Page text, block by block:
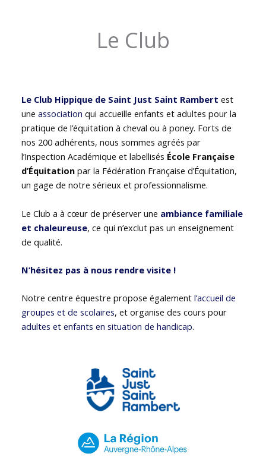
Le Club
Le Club Hippique de Saint Just Saint Rambert est
uneassociation qui accueille enfants et adultes pour la
pratique de l’équitation à cheval ou à poney. Forts de
nos 200 adhérents, nous sommes agréés par
l’Inspection Académique et labellisés École Française
d’Équitation par la Fédération Française d’Équitation,
un gage de notre sérieux et professionnalisme.
Le Club a à cœur de préserver une ambiance familiale
et chaleureuse, ce qui n’exclut pas un enseignement
de qualité.
N’hésitez pas à nous rendre visite !
Notre centre équestre propose égalementl’accueil de
groupes et de scolaires, et organise des cours pour
adultes et enfants en situation de handicap.